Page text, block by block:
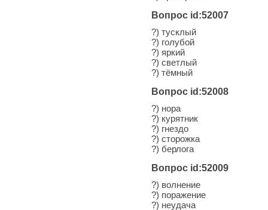
Вопрос id:52007
?) тусклый
?) голубой
?) яркий
?) светлый
?) тёмный
Вопрос id:52008
?) нора
?) курятник
?) гнездо
?) сторожка
?) берлога
Вопрос id:52009
?) волнение
?) поражение
?) неудача